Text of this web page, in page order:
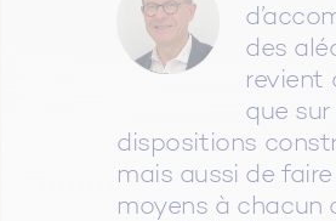
des
revient
que
dispositions
mais aussi de
moyens à chacun